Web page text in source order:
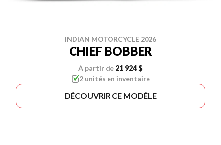
INDIAN MOTORCYCLE 2026
CHIEF BOBBER
À partir de 21 924 $
2 unités en inventaire
DÉCOUVRIR CE MODÈLE